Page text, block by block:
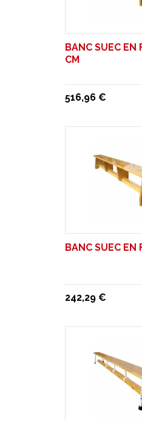
BANC SUEC EN
CM
516,96 €
BANC SUEC EN
242,29 €